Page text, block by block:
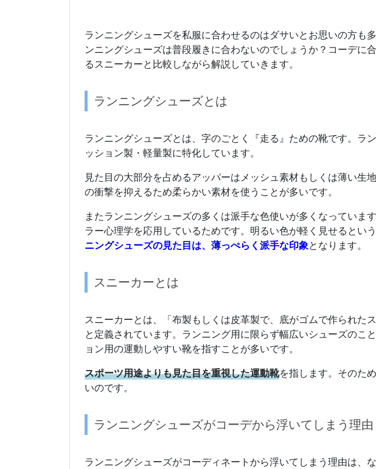
ランニングシューズを私服に合わせるのはダサいとお思いの方も
ンニングシューズは普段履きに合わないのでしょうか？コーデに
るスニーカーと比較しながら解説していきます。
ランニングシューズとは
ランニングシューズとは、字のごとく『走る』ための靴です。ラ
ッション製・軽量製に特化しています。
見た目の大部分を占めるアッパーはメッシュ素材もしくは薄い生
の衝撃を抑えるため柔らかい素材を使うことが多いです。
またランニングシューズの多くは派手な色使いが多くなっていま
ラー心理学を応用しているためです。明るい色が軽く見せるとい
ニングシューズの見た目は、薄っぺらく派手な印象となります。
スニーカーとは
スニーカーとは、「布製もしくは皮革製で、底がゴムで作られた
と定義されています。ランニング用に限らず幅広いシューズのこ
ョン用の運動しやすい靴を指すことが多いです。
スポーツ用途よりも見た目を重視した運動靴を指します。そのた
いのです。
ランニングシューズがコーデから浮いてしまう理由
ランニングシューズがコーディネートから浮いてしまう理由は、